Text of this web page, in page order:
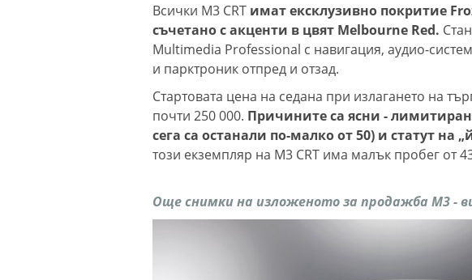
Всички M3 CRT имат ексклузивно покритие
съчетано с акценти в цвят Melbourne Red.
Multimedia Professional с навигация, аудио-
и парктроник отпред и отзад.
Стартовата цена на седана при излагането на
почти 250 000. Причините са ясни -
сега са останали по-малко от 50) и статут на
този екземпляр на M3 CRT има малък пробег от
Още снимки на изложеното за продажба M3 -